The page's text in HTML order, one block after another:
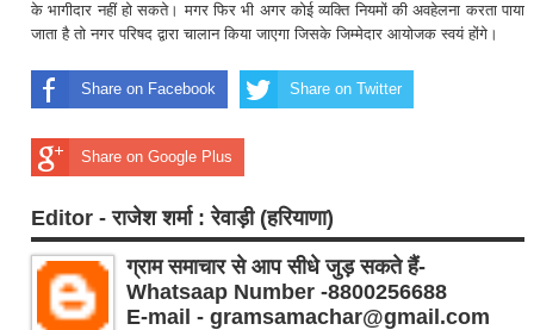
के भागीदार नहीं हो सकते। मगर फिर भी अगर कोई व्यक्ति नियमों की अवहेलना करता पाया
जाता है तो नगर परिषद द्वारा चालान किया जाएगा जिसके जिम्मेदार आयोजक स्वयं होंगे।
Share on Facebook Share on Twitter
Share on Google Plus
Editor - राजेश शर्मा : रेवाड़ी (हरियाणा)
ग्राम समाचार से आप सीधे जुड़ सकते हैं-
Whatsaap Number -8800256688
E-mail - gramsamachar@gmail.com